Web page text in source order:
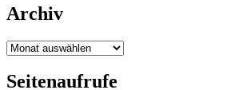
Archiv
Archiv
Seitenaufrufe